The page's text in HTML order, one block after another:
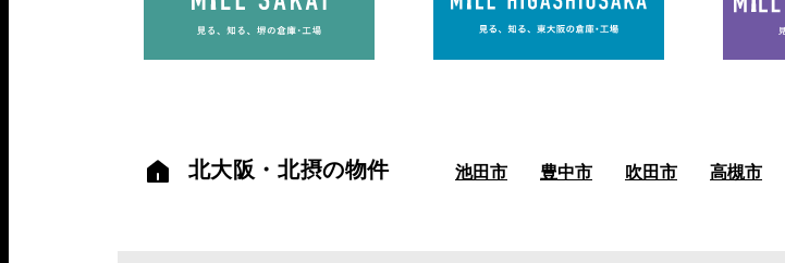
北大阪・北摂の物件 池田市 豊中市 吹田市 高槻市